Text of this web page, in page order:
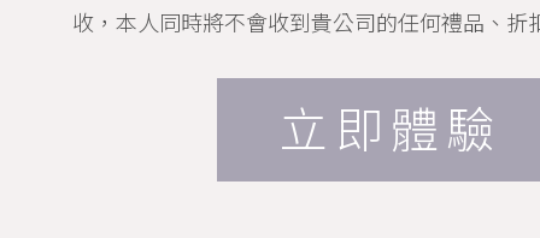
收，本人同時將不會收到貴公司的任何禮品、折
立即體驗